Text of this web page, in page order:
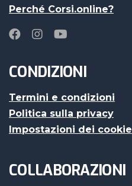
Perché Corsi.online?
CONDIZIONI
Termini e condizioni
Politica sulla privacy
Impostazioni dei cookie
COLLABORAZIONI